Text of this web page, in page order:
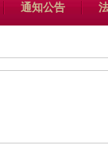
通知公告